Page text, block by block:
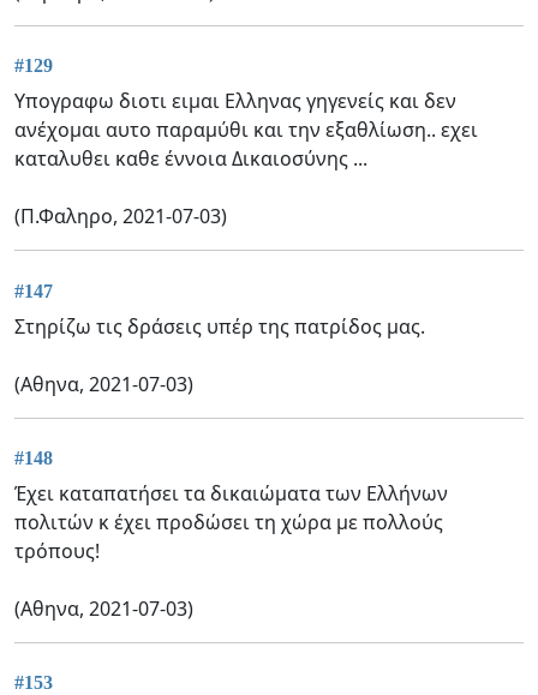
#129
Υπογραφω διοτι ειμαι Ελληνας γηγενείς και δεν
ανέχομαι αυτο παραμύθι και την εξαθλίωση.. εχει
καταλυθει καθε έννοια Δικαιοσύνης ...
(Π.Φαληρο, 2021-07-03)
#147
Στηρίζω τις δράσεις υπέρ της πατρίδος μας.
(Αθηνα, 2021-07-03)
#148
Έχει καταπατήσει τα δικαιώματα των Ελλήνων
πολιτών κ έχει προδώσει τη χώρα με πολλούς
τρόπους!
(Αθηνα, 2021-07-03)
#153